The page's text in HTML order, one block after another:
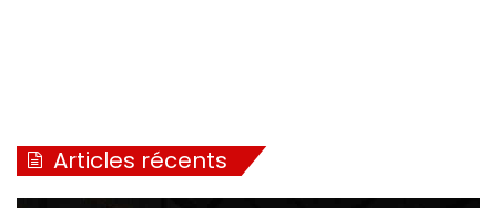
Articles récents